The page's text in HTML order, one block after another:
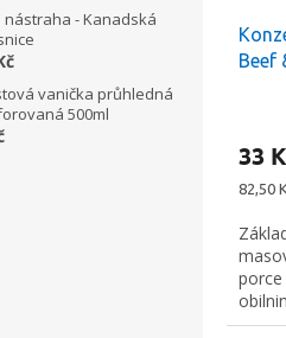
nástraha - Kanadská
vanička průhledná
500ml
Beef
33
Měrná
82,50